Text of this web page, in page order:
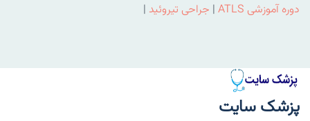
دوره آموزشی ATLS | جراحی تیروئید |
پزشک سایت